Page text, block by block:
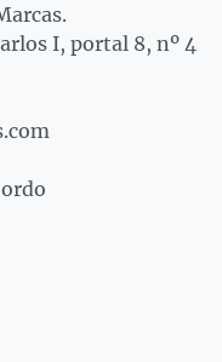
I, portal 8, nº 4